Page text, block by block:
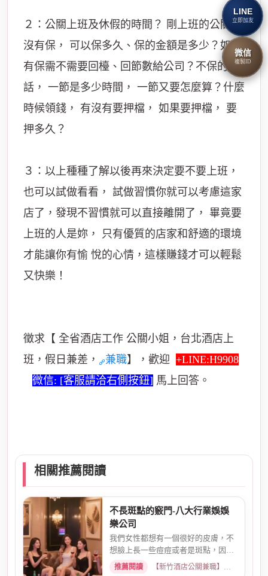
２：公關上班及休假的時間？ 剛上班的公關有
沒有保， 可以保多久、保的金額是多少？如果
有保需不需要回檯、回節數給公司？不保的
話， 一節是多少時間， 一節又要怎麼算？什麼
時候領錢， 有沒有要押檔， 如果要押檔， 要
押多久？
３：以上種種了解以後再來決定要不要上班，
也可以試做看看， 試做習慣你就可以考慮這家
店了，發現不習慣就可以直接離開了， 畢竟要
上班的人是妳， 只有優質的店家和舒適的環境
才能讓你有愉 悅的心情，這樣賺錢才可以輕鬆
又快樂！
徵求【 全省酒店工作 公關小姐，台北酒店上
班，假日兼差，
兼職】，歡迎 +LINE:H9908
微信: [客服請洽右側按鈕] 馬上回答。
相關推薦閱讀
不長斑點的竅門-八大行業娛娛
樂公司
我們女性都想有一個很好的皮膚，不
想臉上長一些痘痘或者是斑點，因為
長斑點或者長痘的話，對我們...
推薦閱讀 【新竹酒店公關兼職】高薪小姐徵才、假日短期兼差首選 · 2019-09-15
LINE
立即加友
微信
複製ID